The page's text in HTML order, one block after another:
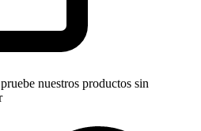
pruebe nuestros productos sin